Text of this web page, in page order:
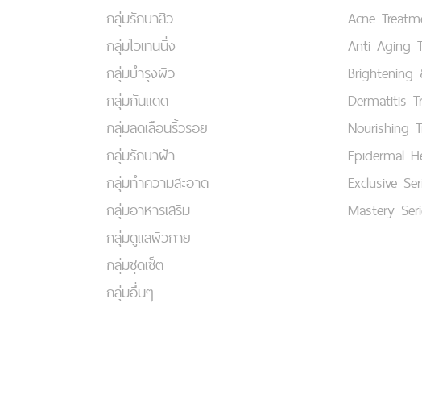
กลุ่มรักษาสิว
กลุ่มไวเทนนิ่ง
กลุ่มบำรุงผิว
กลุ่มกันแดด
กลุ่มลดเลือนริ้วรอย
กลุ่มรักษาฝ้า
กลุ่มทำความสะอาด
กลุ่มอาหารเสริม
กลุ่มดูแลผิวกาย
กลุ่มชุดเซ็ต
กลุ่มอื่นๆ
Acne
Anti Aging
Dermatitis
Nourishing
Epidermal
Exclusive
Mastery